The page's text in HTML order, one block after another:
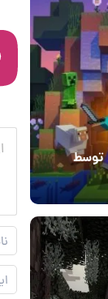
ساخت بازی ماینکرفت 2 توسط